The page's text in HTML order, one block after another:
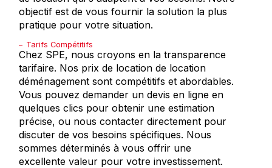
objectif est de vous fournir la solution la plus
pratique pour votre situation.
Tarifs Compétitifs
Chez SPE, nous croyons en la transparence
tarifaire. Nos prix de location de location
déménagement sont compétitifs et abordables.
Vous pouvez demander un devis en ligne en
quelques clics pour obtenir une estimation
précise, ou nous contacter directement pour
discuter de vos besoins spécifiques. Nous
sommes déterminés à vous offrir une
excellente valeur pour votre investissement.